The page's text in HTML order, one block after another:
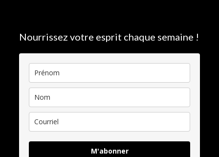
Nourrissez votre esprit chaque semaine !
M'abonner